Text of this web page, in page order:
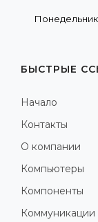
БЫСТРЫЕ
Начало
Контакты
О компании
Компьютеры
Компоненты
Коммуникации